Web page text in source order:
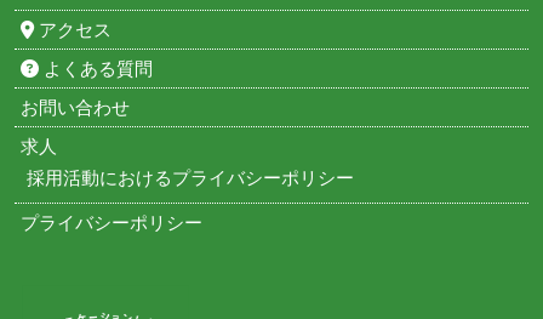
アクセス
よくある質問
お問い合わせ
求人
採用活動におけるプライバシーポリシー
プライバシーポリシー